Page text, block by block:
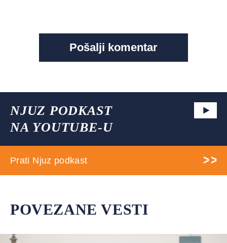
NJUZ PODKAST
NA YOUTUBE-U
Prati Njuz podkast
POVEZANE VESTI